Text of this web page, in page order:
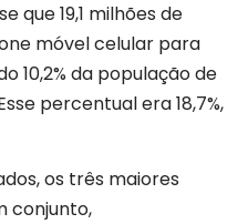
que 19,1 milhões de
móvel celular para
10,2% da população de
percentual era 18,7%,
os três maiores
conjunto,